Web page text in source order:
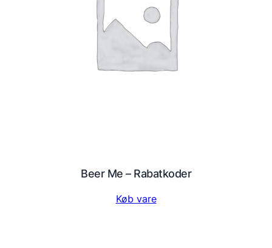
Beer Me – Rabatkoder
Køb vare